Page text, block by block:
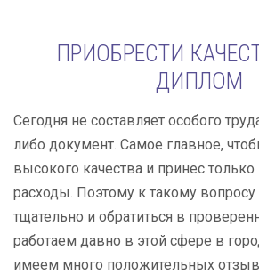
ПРИОБРЕСТИ
ДИПЛОМ
Сегодня не составляет особого
либо документ. Самое главное,
высокого качества и принес
расходы. Поэтому к такому вопросу
тщательно и обратиться в
работаем давно в этой сфере в
имеем много положительных